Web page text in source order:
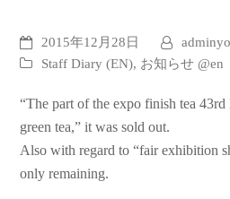
2015年12月28日
Staff Diary (EN), お知らせ @en
“The part of the expo finish tea
green tea,” it was sold out.
Also with regard to “fair exhibition
only remaining.